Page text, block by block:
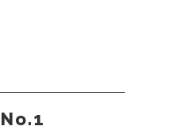
No.